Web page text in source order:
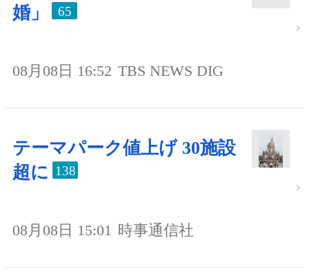
婚」
65
08月08日 16:52 TBS NEWS DIG
テーマパーク値上げ 30施設
超に 138
08月08日 15:01 時事通信社